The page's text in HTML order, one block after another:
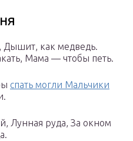
Дышит, как медведь.
Мама — чтобы петь.
спать могли Мальчики
Лунная руда, За окном